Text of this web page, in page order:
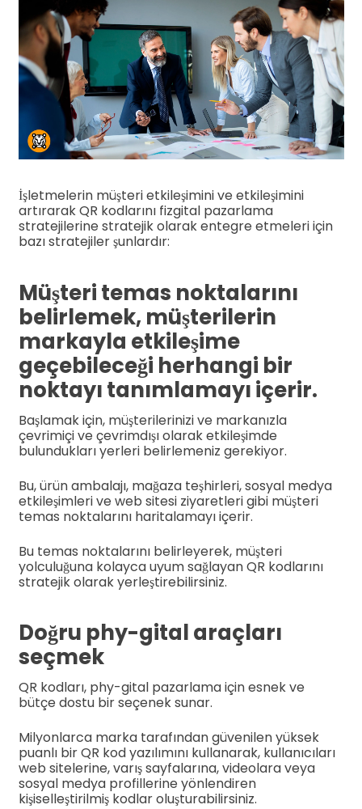
İşletmelerin müşteri etkileşimini ve etkileşimini
artırarak QR kodlarını fizgital pazarlama
stratejilerine stratejik olarak entegre etmeleri için
bazı stratejiler şunlardır:
Müşteri temas noktalarını
belirlemek, müşterilerin
markayla etkileşime
geçebileceği herhangi bir
noktayı tanımlamayı içerir.
Başlamak için, müşterilerinizi ve markanızla
çevrimiçi ve çevrimdışı olarak etkileşimde
bulundukları yerleri belirlemeniz gerekiyor.
Bu, ürün ambalajı, mağaza teşhirleri, sosyal medya
etkileşimleri ve web sitesi ziyaretleri gibi müşteri
temas noktalarını haritalamayı içerir.
Bu temas noktalarını belirleyerek, müşteri
yolculuğuna kolayca uyum sağlayan QR kodlarını
stratejik olarak yerleştirebilirsiniz.
Doğru phy-gital araçları
seçmek
QR kodları, phy-gital pazarlama için esnek ve
bütçe dostu bir seçenek sunar.
Milyonlarca marka tarafından güvenilen yüksek
puanlı bir QR kod yazılımını kullanarak, kullanıcıları
web sitelerine, varış sayfalarına, videolara veya
sosyal medya profillerine yönlendiren
kişiselleştirilmiş kodlar oluşturabilirsiniz.